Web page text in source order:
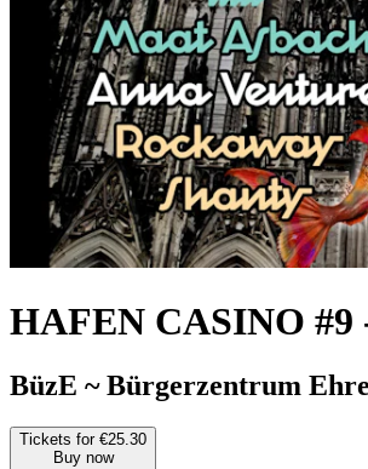
HAFEN CASINO #9
BüzE ~ Bürgerzentrum
Tickets for €25.30
Buy now